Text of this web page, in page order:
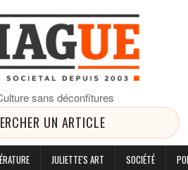
sans déconfitures
UN ARTICLE
JULIETTE'S ART SOCIÉTÉ